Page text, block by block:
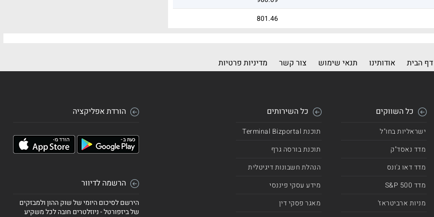
801.46
678.57
571.05
559.02
546.66
480.05
דף הבית אודותינו תנאי שימוש צור קשר מדיניות פרטיות
כל השווקים
ישראליות בחו"ל
מדד נאסד"ק
מדד דאו ג'ונס
מדד 500 S&P
מניות ארביטראז'
כל השירותים
תוכנת Terminal Bizportal
תוכנת בורסה גרף
הנהלת חשבונות דיגיטלית
מידע עסקי פיננסי
מאגר פסקי דין
הורדת אפליקציה
הרשמה לדיוור
הירשם לסיכום היומי של שוק ההון ולמבזקים
של ביזפורטל - ניוזלטרים חובה לכל משקיע